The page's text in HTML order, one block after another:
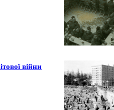
війни